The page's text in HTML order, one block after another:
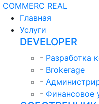
COMMERC REAL
Главная
Услуги
DEVELOPER
- Разработка
- Brokerage
-
- Финансовое